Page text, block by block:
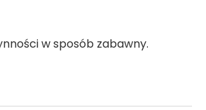
w sposób zabawny.